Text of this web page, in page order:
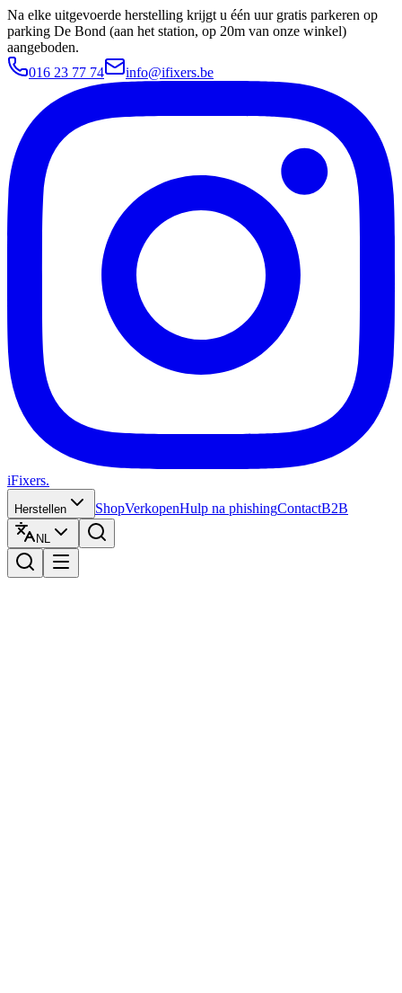
Na elke uitgevoerde herstelling krijgt u één uur gratis parkeren op
parking De Bond (aan het station, op 20m van onze winkel)
aangeboden.
016 23 77 74
info@ifixers.be
iFixers.
Herstellen ShopVerkopenHulp na phishingContactB2B
NL